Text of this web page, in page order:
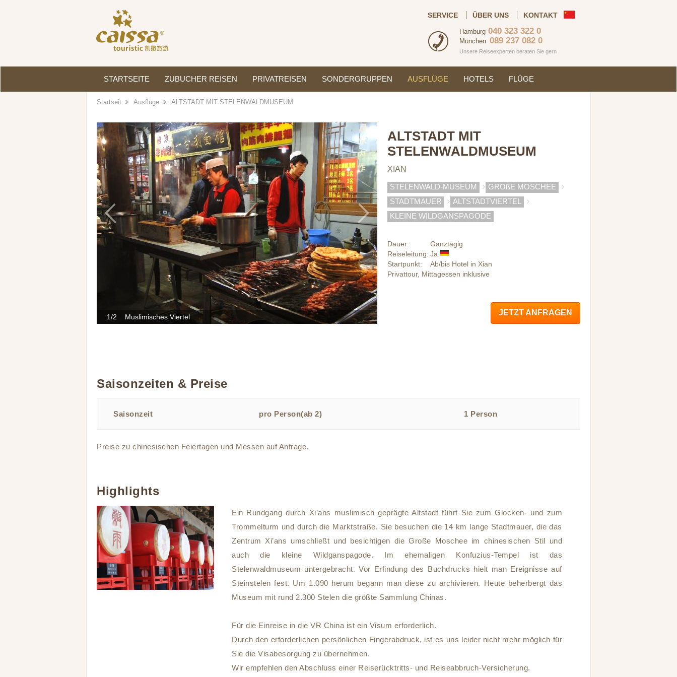
SERVICE ÜBER UNS KONTAKT
Hamburg 040 323 322 0
München 089 237 082 0
Unsere Reiseexperten beraten Sie gern
STARTSEITE ZUBUCHER REISEN PRIVATREISEN SONDERGRUPPEN AUSFLÜGE HOTELS FLÜGE
Startseit Ausflüge ALTSTADT MIT STELENWALDMUSEUM
1/2 Muslimisches Viertel
Previous Next ALTSTADT MIT
STELENWALDMUSEUM
XIAN
STELENWALD-MUSEUM
GROßE MOSCHEE
STADTMAUER
ALTSTADTVIERTEL
KLEINE WILDGANSPAGODE
Dauer:
Ganztägig
Reiseleitung: Ja
Startpunkt:
Ab/bis Hotel in Xian
Privattour, Mittagessen inklusive
JETZT ANFRAGEN
Saisonzeiten & Preise
Saisonzeit pro Person(ab 2) 1 Person
Preise zu chinesischen Feiertagen und Messen auf Anfrage.
Highlights
Ein Rundgang durch Xi’ans muslimisch geprägte Altstadt führt Sie zum Glocken- und zum
Trommelturm und durch die Marktstraße. Sie besuchen die 14 km lange Stadtmauer, die das
Zentrum Xi’ans umschließt und besichtigen die Große Moschee im chinesischen Stil und
auch die kleine Wildganspagode. Im ehemaligen Konfuzius-Tempel ist das
Stelenwaldmuseum untergebracht. Vor Erfindung des Buchdrucks hielt man Ereignisse auf
Steinstelen fest. Um 1.090 herum begann man diese zu archivieren. Heute beherbergt das
Museum mit rund 2.300 Stelen die größte Sammlung Chinas.
Für die Einreise in die VR China ist ein Visum erforderlich.
Durch den erforderlichen persönlichen Fingerabdruck, ist es uns leider nicht mehr möglich für
Sie die Visabesorgung zu übernehmen.
Wir empfehlen den Abschluss einer Reiserücktritts- und Reiseabbruch-Versicherung.